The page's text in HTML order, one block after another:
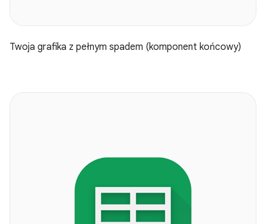
Twoja grafika z pełnym spadem (komponent końcowy)